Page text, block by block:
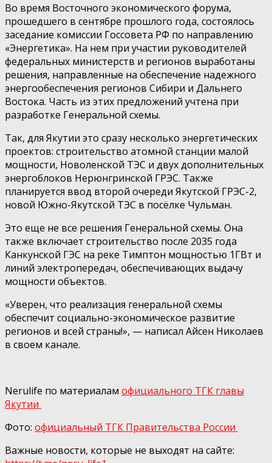
Во время Восточного экономического форума,
прошедшего в сентябре прошлого года, состоялось
заседание комиссии Госсовета РФ по направлению
«Энергетика». На нем при участии руководителей
федеральных министерств и регионов выработаны
решения, направленные на обеспечение надежного
энергообеспечения регионов Сибири и Дальнего
Востока. Часть из этих предложений учтена при
разработке Генеральной схемы.
Так, для Якутии это сразу несколько энергетических
проектов: строительство атомной станции малой
мощности, Новоленской ТЭС и двух дополнительных
энергоблоков Нерюнгринской ГРЭС. Также
планируется ввод второй очереди Якутской ГРЭС-2,
новой Южно-Якутской ТЭС в посёлке Чульман.
Это еще не все решения Генеральной схемы. Она
также включает строительство после 2035 года
Канкунской ГЭС на реке Тимптон мощностью 1ГВт и
линий электропередач, обеспечивающих выдачу
мощности объектов.
«Уверен, что реализация генеральной схемы
обеспечит социально-экономическое развитие
регионов и всей страны!», — написал Айсен Николаев
в своем канале.
Nerulife по материалам официального ТГК главы
Якутии
Фото: официальный ТГК Правительства России
Важные новости, которые не выходят на сайте: